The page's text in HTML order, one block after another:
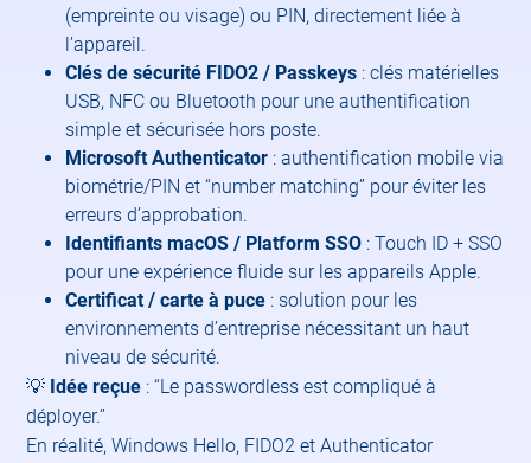
(empreinte ou visage) ou PIN, directement liée à
l’appareil.
Clés de sécurité FIDO2 / Passkeys : clés matérielles
USB, NFC ou Bluetooth pour une authentification
simple et sécurisée hors poste.
Microsoft Authenticator : authentification mobile via
biométrie/PIN et “number matching” pour éviter les
erreurs d’approbation.
Identifiants macOS / Platform SSO : Touch ID + SSO
pour une expérience fluide sur les appareils Apple.
Certificat / carte à puce : solution pour les
environnements d’entreprise nécessitant un haut
niveau de sécurité.
💡 Idée reçue : “Le passwordless est compliqué à
déployer.”
En réalité, Windows Hello, FIDO2 et Authenticator